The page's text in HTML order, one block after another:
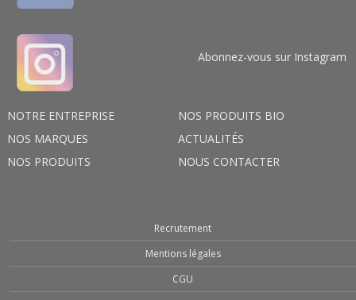
NOTRE ENTREPRISE
NOS PRODUITS BIO
NOS MARQUES
ACTUALITÉS
NOS PRODUITS
NOUS CONTACTER
Abonnez-vous sur Instagram
Recrutement
Mentions légales
CGU